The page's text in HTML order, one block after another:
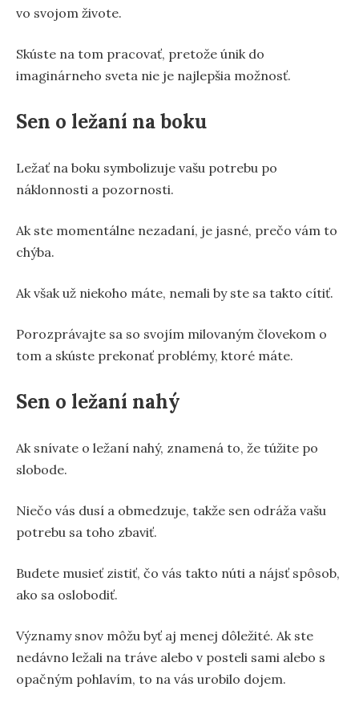
vo svojom živote.
Skúste na tom pracovať, pretože únik do
imaginárneho sveta nie je najlepšia možnosť.
Sen o ležaní na boku
Ležať na boku symbolizuje vašu potrebu po
náklonnosti a pozornosti.
Ak ste momentálne nezadaní, je jasné, prečo vám to
chýba.
Ak však už niekoho máte, nemali by ste sa takto cítiť.
Porozprávajte sa so svojím milovaným človekom o
tom a skúste prekonať problémy, ktoré máte.
Sen o ležaní nahý
Ak snívate o ležaní nahý, znamená to, že túžite po
slobode.
Niečo vás dusí a obmedzuje, takže sen odráža vašu
potrebu sa toho zbaviť.
Budete musieť zistiť, čo vás takto núti a nájsť spôsob,
ako sa oslobodiť.
Významy snov môžu byť aj menej dôležité. Ak ste
nedávno ležali na tráve alebo v posteli sami alebo s
opačným pohlavím, to na vás urobilo dojem.